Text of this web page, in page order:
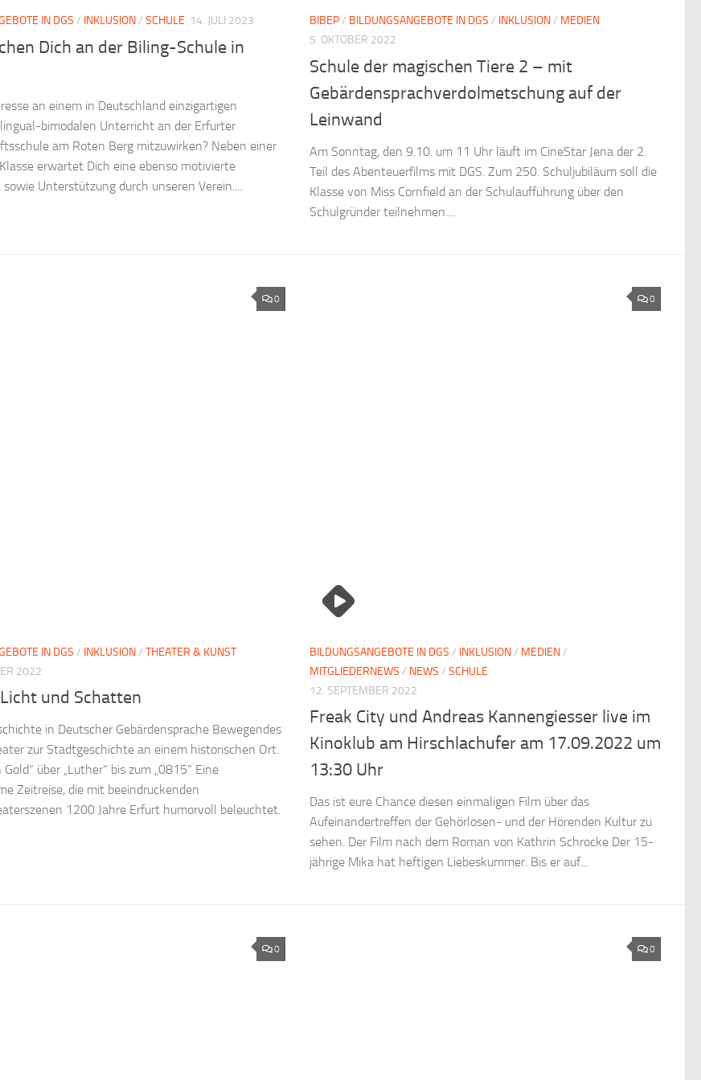
IN DGS / INKLUSION/ SCHULE 14. JULI 2023
Dich an der Biling-Schule in
an einem in Deutschland einzigartigen
bimodalen Unterricht an der Erfurter
am Roten Berg mitzuwirken? Neben einer
erwartet Dich eine ebenso motivierte
Unterstützung durch unseren Verein....
BIBEP/ BILDUNGSANGEBOTE IN DGS / INKLUSION/ MEDIEN
5. OKTOBER 2022
Schule der magischen Tiere 2 – mit
Gebärdensprachverdolmetschung auf der
Leinwand
Am Sonntag, den 9.10. um 11 Uhr läuft im CineStar Jena der 2.
Teil des Abenteuerfilms mit DGS. Zum 250. Schuljubiläum soll die
Klasse von Miss Cornfield an der Schulaufführung über den
Schulgründer teilnehmen....
0
IN DGS / INKLUSION/ THEATER & KUNST
2022
und Schatten
in Deutscher Gebärdensprache Bewegendes
zur Stadtgeschichte an einem historischen Ort.
Gold“ über „Luther“ bis zum „0815“ Eine
Zeitreise, die mit beeindruckenden
1200 Jahre Erfurt humorvoll beleuchtet.
0
BILDUNGSANGEBOTE IN DGS / INKLUSION/ MEDIEN/
MITGLIEDERNEWS / NEWS / SCHULE
12. SEPTEMBER 2022
Freak City und Andreas Kannengiesser live im
Kinoklub am Hirschlachufer am 17.09.2022 um
13:30 Uhr
Das ist eure Chance diesen einmaligen Film über das
Aufeinandertreffen der Gehörlosen- und der Hörenden Kultur zu
sehen. Der Film nach dem Roman von Kathrin Schrocke Der 15-
jährige Mika hat heftigen Liebeskummer. Bis er auf...
0 0